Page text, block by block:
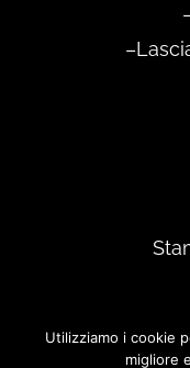
–
Scopri il
Utilizziamo i cookie
migliore